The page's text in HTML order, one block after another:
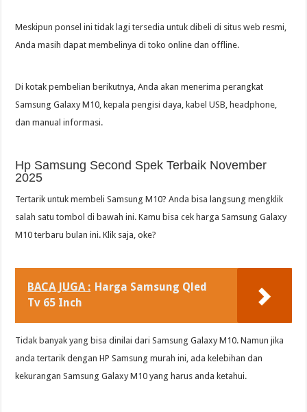
Meskipun ponsel ini tidak lagi tersedia untuk dibeli di situs web resmi,
Anda masih dapat membelinya di toko online dan offline.
Di kotak pembelian berikutnya, Anda akan menerima perangkat
Samsung Galaxy M10, kepala pengisi daya, kabel USB, headphone,
dan manual informasi.
Hp Samsung Second Spek Terbaik November
2025
Tertarik untuk membeli Samsung M10? Anda bisa langsung mengklik
salah satu tombol di bawah ini. Kamu bisa cek harga Samsung Galaxy
M10 terbaru bulan ini. Klik saja, oke?
BACA JUGA : Harga Samsung Qled
Tv 65 Inch
Tidak banyak yang bisa dinilai dari Samsung Galaxy M10. Namun jika
anda tertarik dengan HP Samsung murah ini, ada kelebihan dan
kekurangan Samsung Galaxy M10 yang harus anda ketahui.